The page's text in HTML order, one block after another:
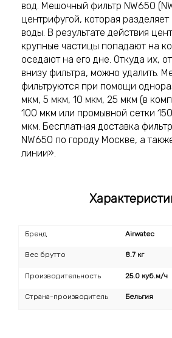
вод. Мешочный фильтр NW650
центрифугой, которая
воды. В результате действия
крупные частицы попадают на
оседают на его дне. Откуда их,
внизу фильтра, можно удалить.
фильтруются при помощи
мкм, 5 мкм, 10 мкм, 25 мкм (в
100 мкм или промывной сетки
мкм. Бесплатная доставка
NW650 по городу Москве, а
линии».
Бренд Airwatec
Вес брутто 8.7 кг
Производительность 25.0 куб.м/ч
Страна-производитель Бельгия